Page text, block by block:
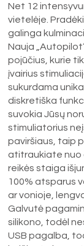
Net 12
vietelėje.
galinga
Nauja
pojūčius, kurie
įvairius
sukurdama
diskretiška
suvokia Jūsų
stimuliatorius
paviršiaus, taip
atitraukiate nuo
reikės staiga
100% atsparus
ar vonioje,
Galvutė
silikono, todėl
USB pagalba,